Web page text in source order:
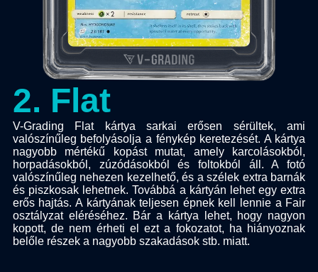
2. Flat
V-Grading Flat kártya sarkai erősen sérültek, ami
valószínűleg befolyásolja a fénykép keretezését. A kártya
nagyobb mértékű kopást mutat, amely karcolásokból,
horpadásokból, zúzódásokból és foltokból áll. A fotó
valószínűleg nehezen kezelhető, és a szélek extra barnák
és piszkosak lehetnek. Továbbá a kártyán lehet egy extra
erős hajtás. A kártyának teljesen épnek kell lennie a Fair
osztályzat eléréséhez. Bár a kártya lehet, hogy nagyon
kopott, de nem érheti el ezt a fokozatot, ha hiányoznak
belőle részek a nagyobb szakadások stb. miatt.